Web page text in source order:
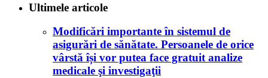
Ultimele articole
Modificări importante în sistemul de
asigurări de sănătate. Persoanele de orice
vârstă își vor putea face gratuit analize
medicale şi investigaţii